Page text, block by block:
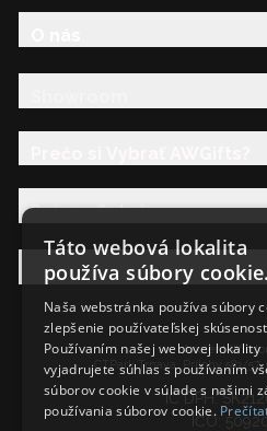
Právna Sekcia
AW Rodina
Ancient
CTPark Trnava, Prílohy 583/57,
IČ DPH:
IČO:
Táto webová lokalita
používa súbory cookie.
Naša webstránka používa súbory
zlepšenie používateľskej
Používaním našej webovej lokality
vyjadrujete súhlas s používaním
súborov cookie v súlade s našimi
používania súborov cookie.